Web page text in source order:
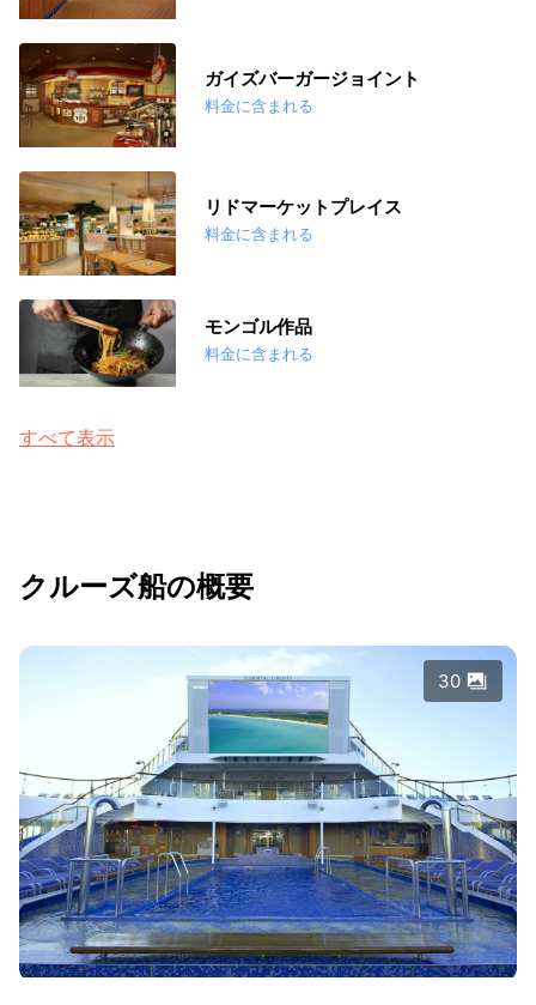
ガイズバーガージョイント
料金に含まれる
リドマーケットプレイス
料金に含まれる
モンゴル作品
料金に含まれる
すべて表示
クルーズ船の概要
30